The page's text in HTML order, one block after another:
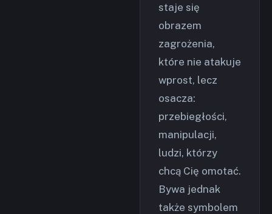
staje się
obrazem
zagrożenia,
które nie atakuje
wprost, lecz
osacza:
przebiegłości,
manipulacji,
ludzi, którzy
chcą Cię omotać.
Bywa jednak
także symbolem